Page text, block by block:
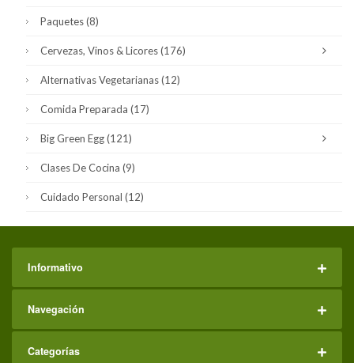
Paquetes(8)
Cervezas, Vinos & Licores(176)
Alternativas Vegetarianas(12)
Comida Preparada (17)
Big Green Egg(121)
Clases De Cocina (9)
Cuidado Personal (12)
Informativo
Navegación
Categorías